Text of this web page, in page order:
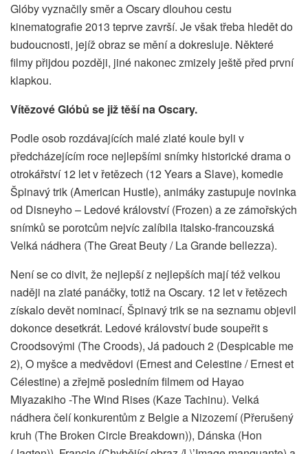
Glóby vyznačily směr a Oscary dlouhou cestu
kinematografie 2013 teprve završí. Je však třeba hledět do
budoucnosti, jejíž obraz se mění a dokresluje. Některé
filmy přijdou později, jiné nakonec zmizely ještě před první
klapkou.
Vítězové Glóbů se již těší na Oscary.
Podle osob rozdávajících malé zlaté koule byli v
předcházejícím roce nejlepšími snímky historické drama o
otrokářství 12 let v řetězech (12 Years a Slave), komedie
Špinavý trik (American Hustle), animáky zastupuje novinka
od Disneyho – Ledové království (Frozen) a ze zámořských
snímků se porotcům nejvíc zalíbila italsko-francouzská
Velká nádhera (The Great Beuty / La Grande bellezza).
Není se co divit, že nejlepší z nejlepších mají též velkou
naději na zlaté panáčky, totiž na Oscary. 12 let v řetězech
získalo devět nominací, Špinavý trik se na seznamu objevil
dokonce desetkrát. Ledové království bude soupeřit s
Croodsovými (The Croods), Já padouch 2 (Despicable me
2), O myšce a medvědovi (Ernest and Celestine / Ernest et
Célestine) a zřejmě posledním filmem od Hayao
Miyazakiho -The Wind Rises (Kaze Tachinu). Velká
nádhera čelí konkurentům z Belgie a Nizozemí (Přerušený
kruh (The Broken Circle Breakdown)), Dánska (Hon